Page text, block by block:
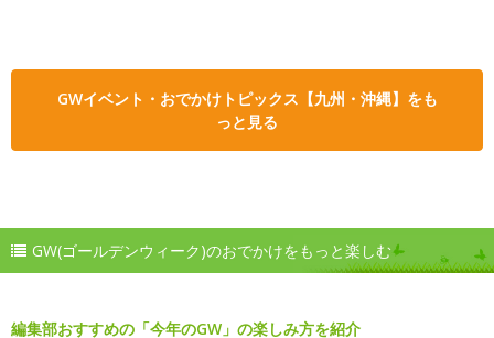
GWイベント・おでかけトピックス【九州・沖縄】をも
っと見る
GW(ゴールデンウィーク)のおでかけをもっと楽しむ
編集部おすすめの「今年のGW」の楽しみ方を紹介